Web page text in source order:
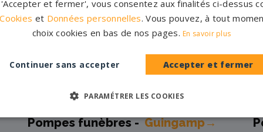
et marbriers
Pompes funèbres -
Pompes funèbres -Guingamp→
'Accepter et fermer', vous consentez aux finalités ci-dessus
et Données personnelles. Vous pouvez, à tout
choix cookies en bas de nos pages. En savoir plus
Accepter et fermer
Continuer sans accepter
PARAMÉTRER LES COOKIES